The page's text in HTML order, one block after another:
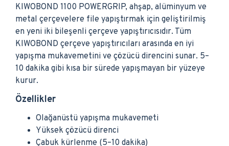
KIWOBOND 1100 POWERGRIP, ahşap, alüminyum ve
metal çerçevelere file yapıştırmak için geliştirilmiş
en yeni iki bileşenli çerçeve yapıştırıcısıdır. Tüm
KIWOBOND çerçeve yapıştırıcıları arasında en iyi
yapışma mukavemetini ve çözücü direncini sunar. 5–
10 dakika gibi kısa bir sürede yapışmayan bir yüzeye
kurur.
Özellikler
Olağanüstü yapışma mukavemeti
Yüksek çözücü direnci
Çabuk kürlenme (5–10 dakika)